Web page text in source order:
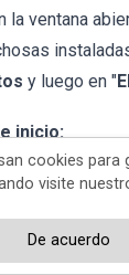
la ventana
y luego en "
inicio:
cookies para
visite
De acuerdo